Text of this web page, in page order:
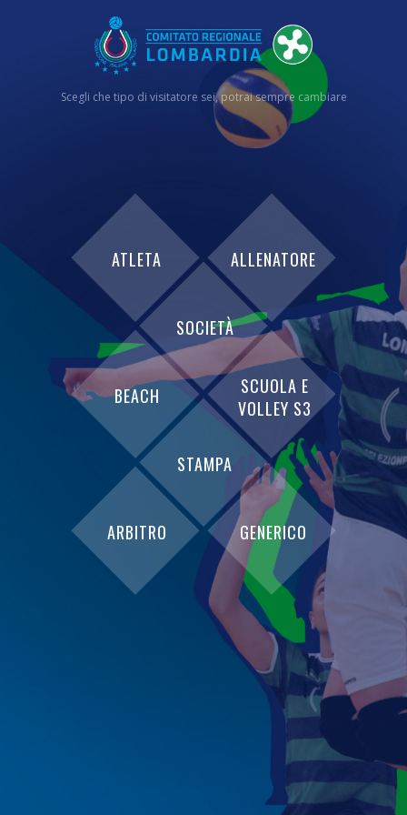
Scegli che tipo di visitatore sei, potrai sempre cambiare
GENERICO
ALLENATORE
SOCIETÀ
BEACH
STAMPA
ARBITRO
ATLETA
SCUOLA E
VOLLEY S3